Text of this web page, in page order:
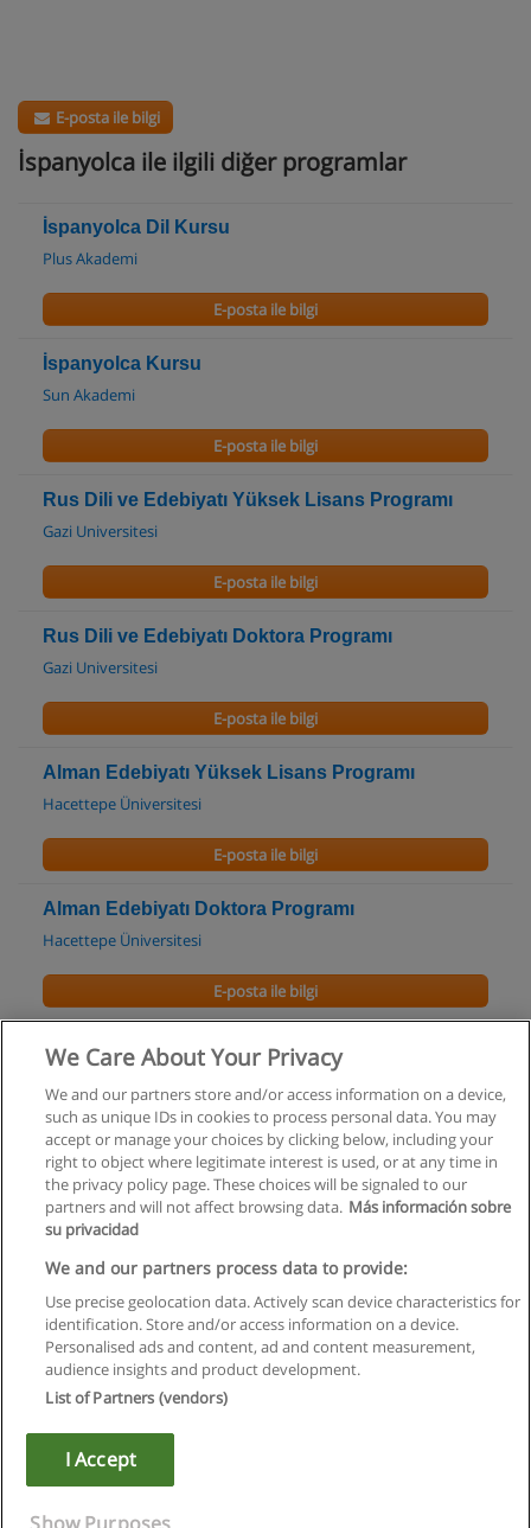
E-posta ile bilgi
İspanyolca ile ilgili diğer programlar
İspanyolca Dil Kursu
Plus Akademi
E-posta ile bilgi
İspanyolca Kursu
Sun Akademi
E-posta ile bilgi
Rus Dili ve Edebiyatı Yüksek Lisans Programı
Gazi Universitesi
E-posta ile bilgi
Rus Dili ve Edebiyatı Doktora Programı
Gazi Universitesi
E-posta ile bilgi
Alman Edebiyatı Yüksek Lisans Programı
Hacettepe Üniversitesi
E-posta ile bilgi
Alman Edebiyatı Doktora Programı
Hacettepe Üniversitesi
E-posta ile bilgi
Alman Dili Eğitimi Yüksek Lisans Programı
E-posta ile bilgi
Kullanım koşulları
Gizlilik politikası
İletişim Educaedu
Copyright © Educaedu Business S.L. - CIF : B-95610580: -
We Care About Your Privacy
We and our partners store and/or access information on a device,
such as unique IDs in cookies to process personal data. You may
accept or manage your choices by clicking below, including your
right to object where legitimate interest is used, or at any time in
the privacy policy page. These choices will be signaled to our
partners and will not affect browsing data. Más información sobre
su privacidad
We and our partners process data to provide:
Use precise geolocation data. Actively scan device characteristics for
identification. Store and/or access information on a device.
Personalised ads and content, ad and content measurement,
audience insights and product development.
List of Partners (vendors)
I Accept